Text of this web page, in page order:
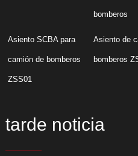
bomberos
Asiento SCBA para
camión de bomberos
ZSS01
Asiento de
bomberos
tarde noticia